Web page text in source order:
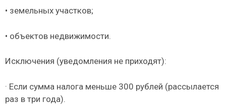
• земельных участков;
• объектов недвижимости.
Исключения (уведомления не приходят):
· Если сумма налога меньше 300 рублей (рассылается
раз в три года).